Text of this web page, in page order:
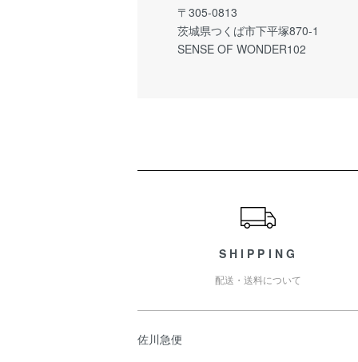
〒305-0813
茨城県つくば市下平塚870-1
SENSE OF WONDER102
SHIPPING
配送・送料について
佐川急便